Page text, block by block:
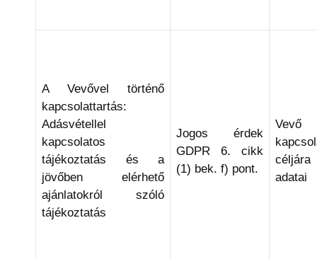
A Vevővel történő
kapcsolattartás:
Adásvétellel
kapcsolatos
tájékoztatás és a
jövőben elérhető
ajánlatokról szóló
tájékoztatás
Jogos érdek
GDPR 6. cikk
(1) bek. f) pont.
Vevő
céljára
adatai